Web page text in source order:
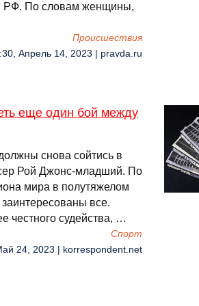
РФ. По словам женщины,
Происшествия
Апрель 14, 2023 | pravda.ru
еще один бой между
снова сойтись в
Рой Джонс-младший. По
мира в полутяжелом
все.
честного судейства, …
Спорт
24, 2023 | korrespondent.net